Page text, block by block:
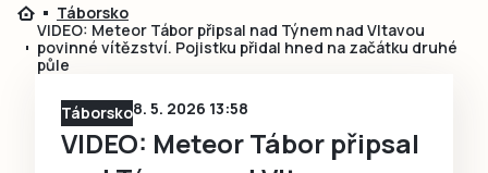
Ještě nemám účet, chci se
Táborsko
VIDEO: Meteor Tábor připsal nad Týnem nad Vltavou
povinné vítězství. Pojistku přidal hned na začátku druhé
půle
Táborsko8. 5. 2026 13:58
VIDEO: Meteor Tábor připsal